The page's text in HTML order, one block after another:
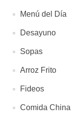
Menú del Día
Desayuno
Sopas
Arroz Frito
Fideos
Comida China